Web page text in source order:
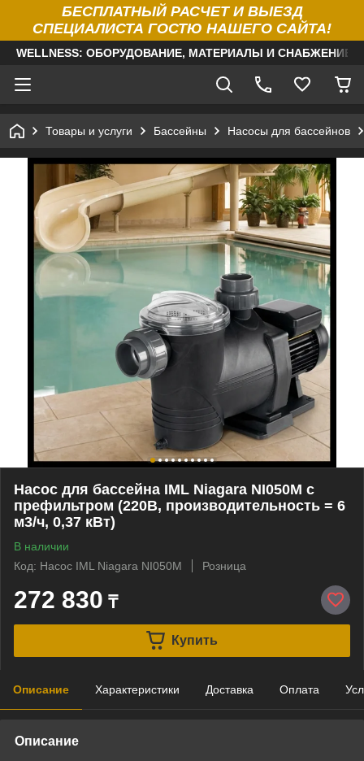
БЕСПЛАТНЫЙ РАСЧЕТ И ВЫЕЗД
СПЕЦИАЛИСТА ГОСТЮ НАШЕГО САЙТА!
WELLNESS: ОБОРУДОВАНИЕ, МАТЕРИАЛЫ И
Товары и услуги Бассейны Насосы для бассейнов
Насос для бассейна IML Niagara NI050M c
префильтром (220В, производительность = 6
м3/ч, 0,37 кВт)
В наличии
Код: Насос IML Niagara NI050M
Розница
272 830 ₸
Купить
Описание Характеристики Доставка Оплата
Описание